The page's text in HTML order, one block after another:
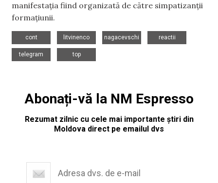
manifestația fiind organizată de către simpatizanții
formațiunii.
cont
litvinenco
nagacevschi
reactii
telegram
top
Abonați-vă la NM Espresso
Rezumat zilnic cu cele mai importante știri din
Moldova direct pe emailul dvs